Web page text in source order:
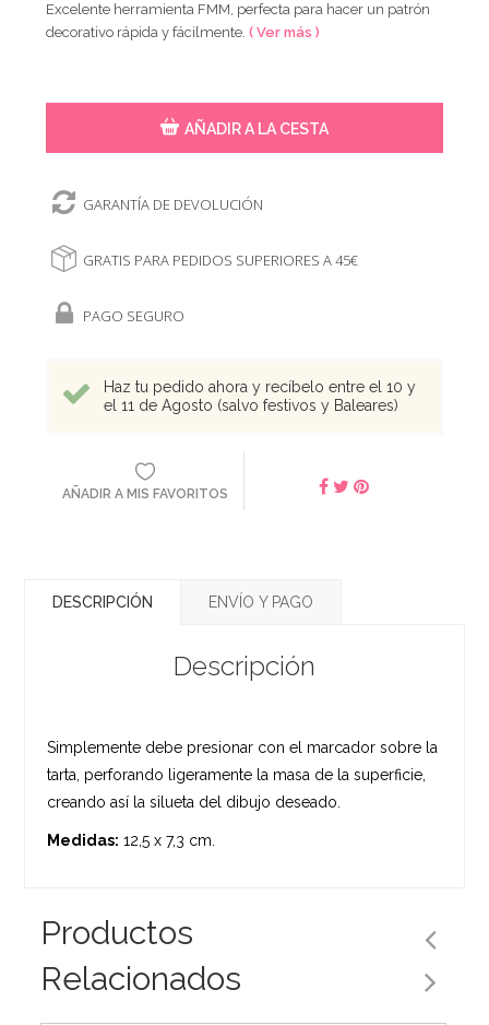
Excelente herramienta FMM, perfecta para hacer un patrón
decorativo rápida y fácilmente.( Ver más )
AÑADIR A LA CESTA
GARANTÍA DE DEVOLUCIÓN
GRATIS PARA PEDIDOS SUPERIORES A 45€
PAGO SEGURO
Haz tu pedido ahora y recíbelo entre el 10 y
el 11 de Agosto (salvo festivos y Baleares)
AÑADIR A MIS FAVORITOS
DESCRIPCIÓN ENVÍO Y PAGO
Descripción
Simplemente debe presionar con el marcador sobre la
tarta, perforando ligeramente la masa de la superficie,
creando así la silueta del dibujo deseado.
Medidas: 12,5 x 7,3 cm.
Productos
Relacionados